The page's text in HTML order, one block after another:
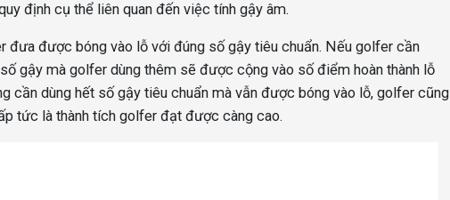
định cụ thể liên quan đến việc tính gậy âm.
đưa được bóng vào lỗ với đúng số gậy tiêu chuẩn. Nếu golfer cần
gậy mà golfer dùng thêm sẽ được cộng vào số điểm hoàn thành lỗ
cần dùng hết số gậy tiêu chuẩn mà vẫn được bóng vào lỗ, golfer cũng
tức là thành tích golfer đạt được càng cao.